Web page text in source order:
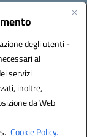
degli utenti -
al
servizi
inoltre,
da Web
Cookie Policy.
S.r.l.